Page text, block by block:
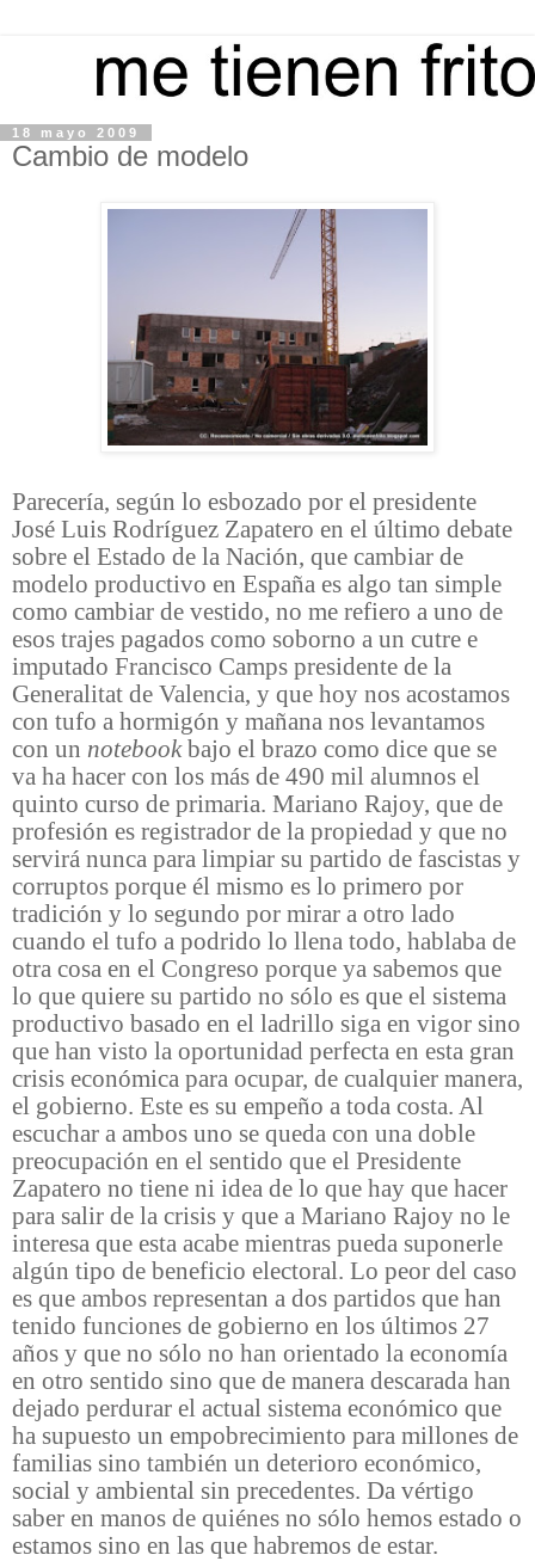
18 mayo 2009
Cambio de modelo
Parecería, según lo esbozado por el presidente
José Luis Rodríguez Zapatero en el último debate
sobre el Estado de la Nación, que cambiar de
modelo productivo en España es algo tan simple
como cambiar de vestido, no me refiero a uno de
esos trajes pagados como soborno a un cutre e
imputado Francisco Camps presidente de la
Generalitat de Valencia, y que hoy nos acostamos
con tufo a hormigón y mañana nos levantamos
con un notebookbajo el brazo como dice que se
va ha hacer con los más de 490 mil alumnos el
quinto curso de primaria. Mariano Rajoy, que de
profesión es registrador de la propiedad y que no
servirá nunca para limpiar su partido de fascistas y
corruptos porque él mismo es lo primero por
tradición y lo segundo por mirar a otro lado
cuando el tufo a podrido lo llena todo, hablaba de
otra cosa en el Congreso porque ya sabemos que
lo que quiere su partido no sólo es que el sistema
productivo basado en el ladrillo siga en vigor sino
que han visto la oportunidad perfecta en esta gran
crisis económica para ocupar, de cualquier manera,
el gobierno. Este es su empeño a toda costa. Al
escuchar a ambos uno se queda con una doble
preocupación en el sentido que el Presidente
Zapatero no tiene ni idea de lo que hay que hacer
para salir de la crisis y que a Mariano Rajoy no le
interesa que esta acabe mientras pueda suponerle
algún tipo de beneficio electoral. Lo peor del caso
es que ambos representan a dos partidos que han
tenido funciones de gobierno en los últimos 27
años y que no sólo no han orientado la economía
en otro sentido sino que de manera descarada han
dejado perdurar el actual sistema económico que
ha supuesto un empobrecimiento para millones de
familias sino también un deterioro económico,
social y ambiental sin precedentes. Da vértigo
saber en manos de quiénes no sólo hemos estado o
estamos sino en las que habremos de estar.